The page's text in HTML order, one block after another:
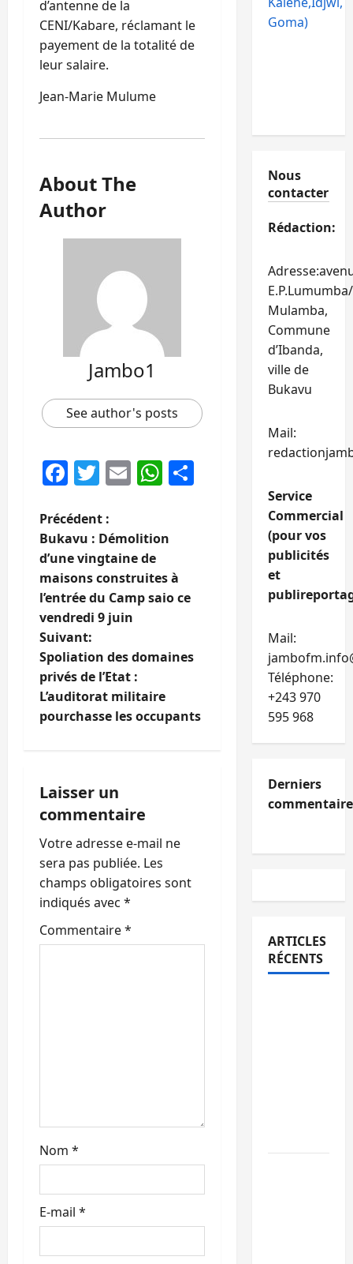
d’antenne de la
CENI/Kabare, réclamant le
payement de la totalité de
leur salaire.
Jean-Marie Mulume
About The
Author
Jambo1
See author's posts
Facebook
Twitter
EmailWhatsApp
N
a
v
i
g
a
t
o
n
d
’
a
r
e
Précédent :
Bukavu : Démolition
d’une vingtaine de
maisons construites à
l’entrée du Camp saio ce
vendredi 9 juin
Suivant:
Spoliation des domaines
privés de l’Etat :
L’auditorat militaire
pourchasse les occupants
Laisser un
commentaire
Votre adresse e-mail ne
sera pas publiée. Les
champs obligatoires sont
indiqués avec *
Commentaire*
Nom *
E-mail *
Goma)
Nous
contacter
Rédaction:
Mulamba,
Commune
d’Ibanda,
ville de
Bukavu
Mail:
Service
Commercial
(pour vos
publicités
et
Mail:
Téléphone:
+243 970
595 968
Derniers
ARTICLES
RÉCENTS